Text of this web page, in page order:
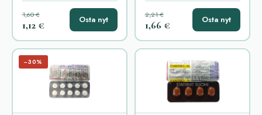
1,60 €
1,12 € Osta nyt 2,21 €
1,66 € Osta nyt
−30%